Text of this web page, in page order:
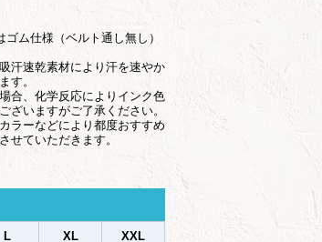
ム仕様（ベルト通し無し）
汗速乾素材により汗を速やか
す。
合、化学反応によりインク色
ざいますがご了承ください。
ラーなどにより都度おすすめ
せていただきます。
L XL XXL